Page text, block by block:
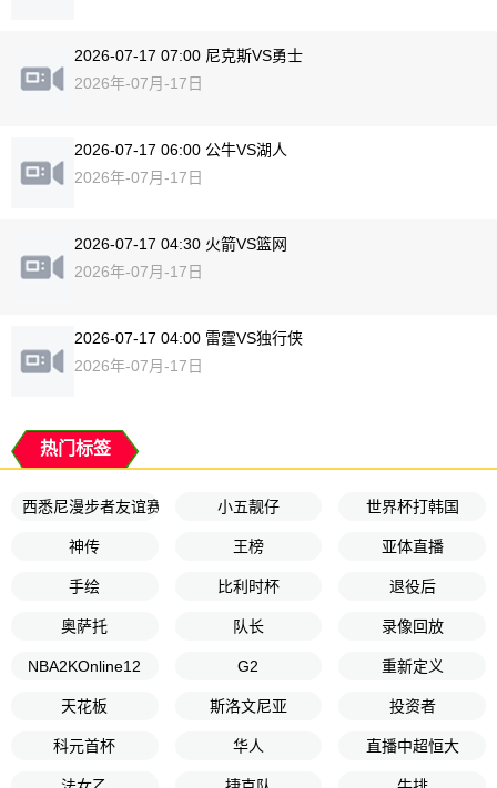
2026-07-17 07:00 尼克斯VS勇士
2026年-07月-17日
2026-07-17 06:00 公牛VS湖人
2026年-07月-17日
2026-07-17 04:30 火箭VS篮网
2026年-07月-17日
2026-07-17 04:00 雷霆VS独行侠
2026年-07月-17日
热门标签
西悉尼漫步者友谊赛 小五靓仔 世界杯打韩国
神传 王榜 亚体直播
手绘 比利时杯 退役后
奥萨托 队长 录像回放
NBA2KOnline12 G2 重新定义
天花板 斯洛文尼亚 投资者
科元首杯 华人 直播中超恒大